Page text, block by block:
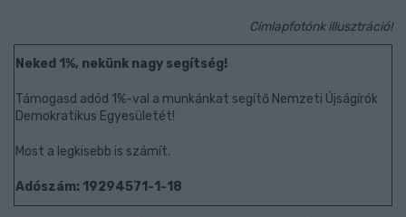
Címlapfotónk illusztráció!
Neked 1%, nekünk nagy segítség!
Támogasd adód 1%-val a munkánkat segítő Nemzeti Újságírók
Demokratikus Egyesületét!
Most a legkisebb is számít.
Adószám: 19294571-1-18